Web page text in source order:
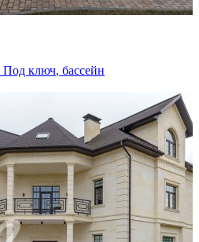
Под ключ, бассейн